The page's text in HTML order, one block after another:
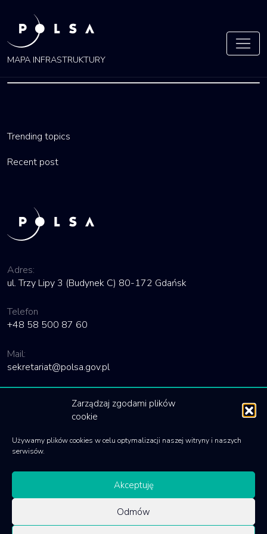
Zarządzaj zgodami plików
cookie
Używamy plików cookies w celu optymalizacji naszej witryny i naszych
serwisów.
Akceptuję
Odmów
MAPA INFRASTRUKTURY
Trending topics
Recent post
Adres:
ul. Trzy Lipy 3 (Budynek C) 80-172 Gdańsk
Telefon
+48 58 500 87 60
Mail:
sekretariat@polsa.gov.pl
Polityka cookies
© 2020 Polska Agencja Kosmiczna